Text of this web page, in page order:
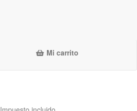
Mi carrito